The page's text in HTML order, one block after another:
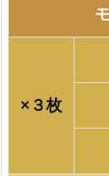
×３枚